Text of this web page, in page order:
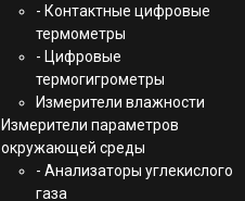
- Контактные цифровые
термометры
- Цифровые
термогигрометры
Измерители влажности
Измерители параметров
окружающей среды
- Анализаторы углекислого
газа